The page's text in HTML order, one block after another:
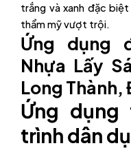
trắng và xanh đặc
thẩm mỹ vượt trội.
Ứng dụng
Nhựa Lấy
Long Thành,
Ứng dụng
trình dân